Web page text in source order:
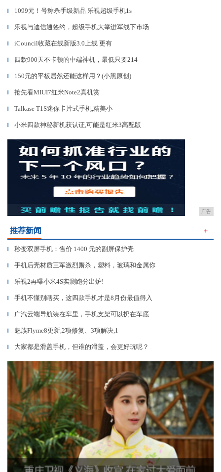
▎ 1099元！号称杀手级新品 乐视超级手机1s
▎ 乐视与迪信通签约，超级手机大举进军线下市场
▎ iCouncil收藏在线新版3.0上线 更有
▎ 四款900天不卡顿的中端神机，最低只要214
▎ 150元的平板居然还能这样用？(小黑原创)
▎ 抢先看MIUI7红米Note2真机赏
▎ Talkase T1S迷你卡片式手机,精美小
▎ 小米四款神秘新机获认证,可能是红米3高配版
广告
推荐新闻 ＋
▎ 秒变双屏手机：售价 1400 元的副屏保护壳
▎ 手机后壳材质三军激烈厮杀，塑料，玻璃和金属你
▎ 乐视2再曝小米4S实测跑分出炉!
▎ 手机不懂别瞎买，这四款手机才是8月份最值得入
▎ 广汽云端导航装在车里，手机支架可以扔在车底
▎ 魅族Flyme8更新,2项修复、3项解决,1
▎ 大家都是滑盖手机，但谁的滑盖，会更好玩呢？